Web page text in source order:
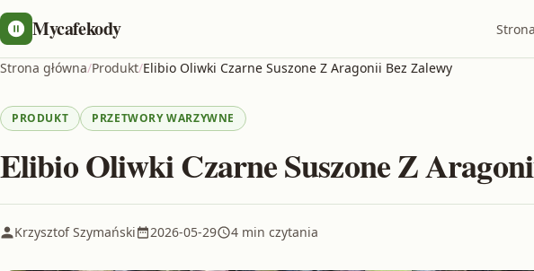
Mycafekody
Strona główna/Produkt/Elibio Oliwki Czarne Suszone Z Aragonii Bez Zalewy
PRODUKT PRZETWORY WARZYWNE
Elibio Oliwki Czarne Suszone Z
Krzysztof Szymański 2026-05-29 4 min czytania